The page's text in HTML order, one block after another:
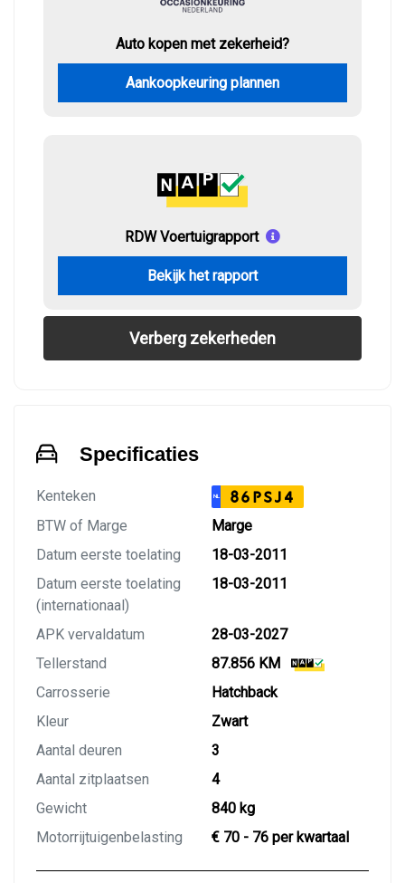
Auto kopen met zekerheid?
Aankoopkeuring plannen
RDW Voertuigrapport
Bekijk het rapport
Verberg zekerheden
Specificaties
Kenteken NL 86PSJ4
BTW of Marge
Marge
Datum eerste toelating
18-03-2011
Datum eerste toelating
(internationaal)
18-03-2011
APK vervaldatum
28-03-2027
Tellerstand
87.856 KM
Carrosserie
Hatchback
Kleur
Zwart
Aantal deuren
3
Aantal zitplaatsen
4
Gewicht
840 kg
Motorrijtuigenbelasting
€ 70 - 76 per kwartaal